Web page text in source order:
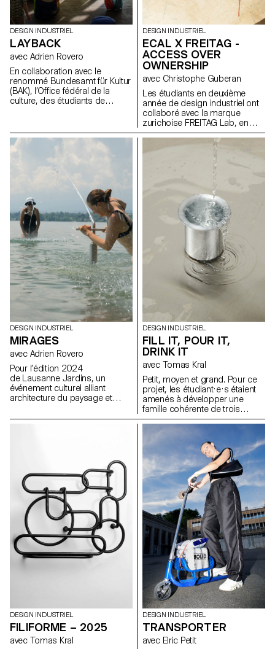
DESIGN INDUSTRIEL
LAYBACK
avec Adrien Rovero
En collaboration avec le
renommé Bundesamt für Kultur
(BAK), l’Office fédéral de la
culture, des étudiants de
conçu l’espace de médiation
de l’exposition des Swiss
Design Awards à Bâle, qui se
tiendra pendant la foire Art
Basel en juin 2024.
DESIGN INDUSTRIEL
ECAL X FREITAG -
ACCESS OVER
OWNERSHIP
avec Christophe Guberan
Les étudiants en deuxième
année de design industriel ont
collaboré avec la marque
zurichoise FREITAG Lab, en
tirant parti de leur expertise en
environnementale, en
surcyclage de matériaux et en
économie circulaire. En
s'appuyant sur le manifeste de
FREITAG, ils ont développé de
nouveaux produits partagés
axés sur le principe de «
access over ownership ».
DESIGN INDUSTRIEL
MIRAGES
avec Adrien Rovero
Pour l’édition 2024
de Lausanne Jardins, un
événement culturel alliant
architecture du paysage et
étudiant.e.s BA de 2e année ont
série d’installations éphémères
disséminées sur le territoire
lausannois, dont certaines
préfigurent les transformations
urbanistiques et paysagères de
la ville.
DESIGN INDUSTRIEL
FILL IT, POUR IT,
DRINK IT
avec Tomas Kral
Petit, moyen et grand. Pour ce
projet, les étudiant·e·s étaient
amenés à développer une
famille cohérente de trois
récipients ou simplement trois
contenants indépendants ayant
chacun un volume différent
pour contenir, transporter et
verser des liquides. Les objets
devaient être inscrits dans un
contexte précis que les
étudiant·e·s ont défini au début
du projet.
DESIGN INDUSTRIEL
FILIFORME – 2025
avec Tomas Kral
DESIGN INDUSTRIEL
TRANSPORTER
avec Elric Petit